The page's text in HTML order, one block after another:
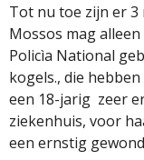
Tot nu toe zijn er 3
Mossos mag
Policìa National
kogels., die
een 18-jarig zeer
ziekenhuis, voor
een ernstig